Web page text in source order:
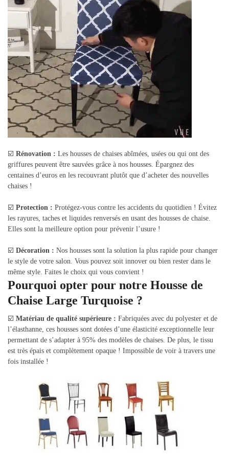
☑️ Rénovation : Les housses de chaises abîmées, usées ou qui ont des
griffures peuvent être sauvées grâce à nos housses. Épargnez des
centaines d’euros en les recouvrant plutôt que d’acheter des nouvelles
chaises !
☑️ Protection : Protégez-vous contre les accidents du quotidien ! Évitez
les rayures, taches et liquides renversés en usant des housses de chaise.
Elles sont la meilleure option pour prévenir l’usure !
☑️ Décoration : Nos housses sont la solution la plus rapide pour changer
le style de votre salon. Vous pouvez soit innover ou bien rester dans le
même style. Faites le choix qui vous convient !
Pourquoi opter pour notre Housse de
Chaise Large Turquoise ?
☑️ Matériau de qualité supérieure : Fabriquées avec du polyester et de
l’élasthanne, ces housses sont dotées d’une élasticité exceptionnelle leur
permettant de s’adapter à 95% des modèles de chaises. De plus, le tissu
est très épais et complètement opaque ! Impossible de voir à travers une
fois installée !